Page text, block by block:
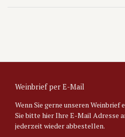
Weinbrief per E-Mail
Wenn Sie gerne unseren
Sie bitte hier Ihre E-Mail Adresse
jederzeit wieder abbestellen.